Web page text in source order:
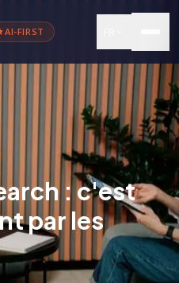
AI-FIRST
: c'est
par les